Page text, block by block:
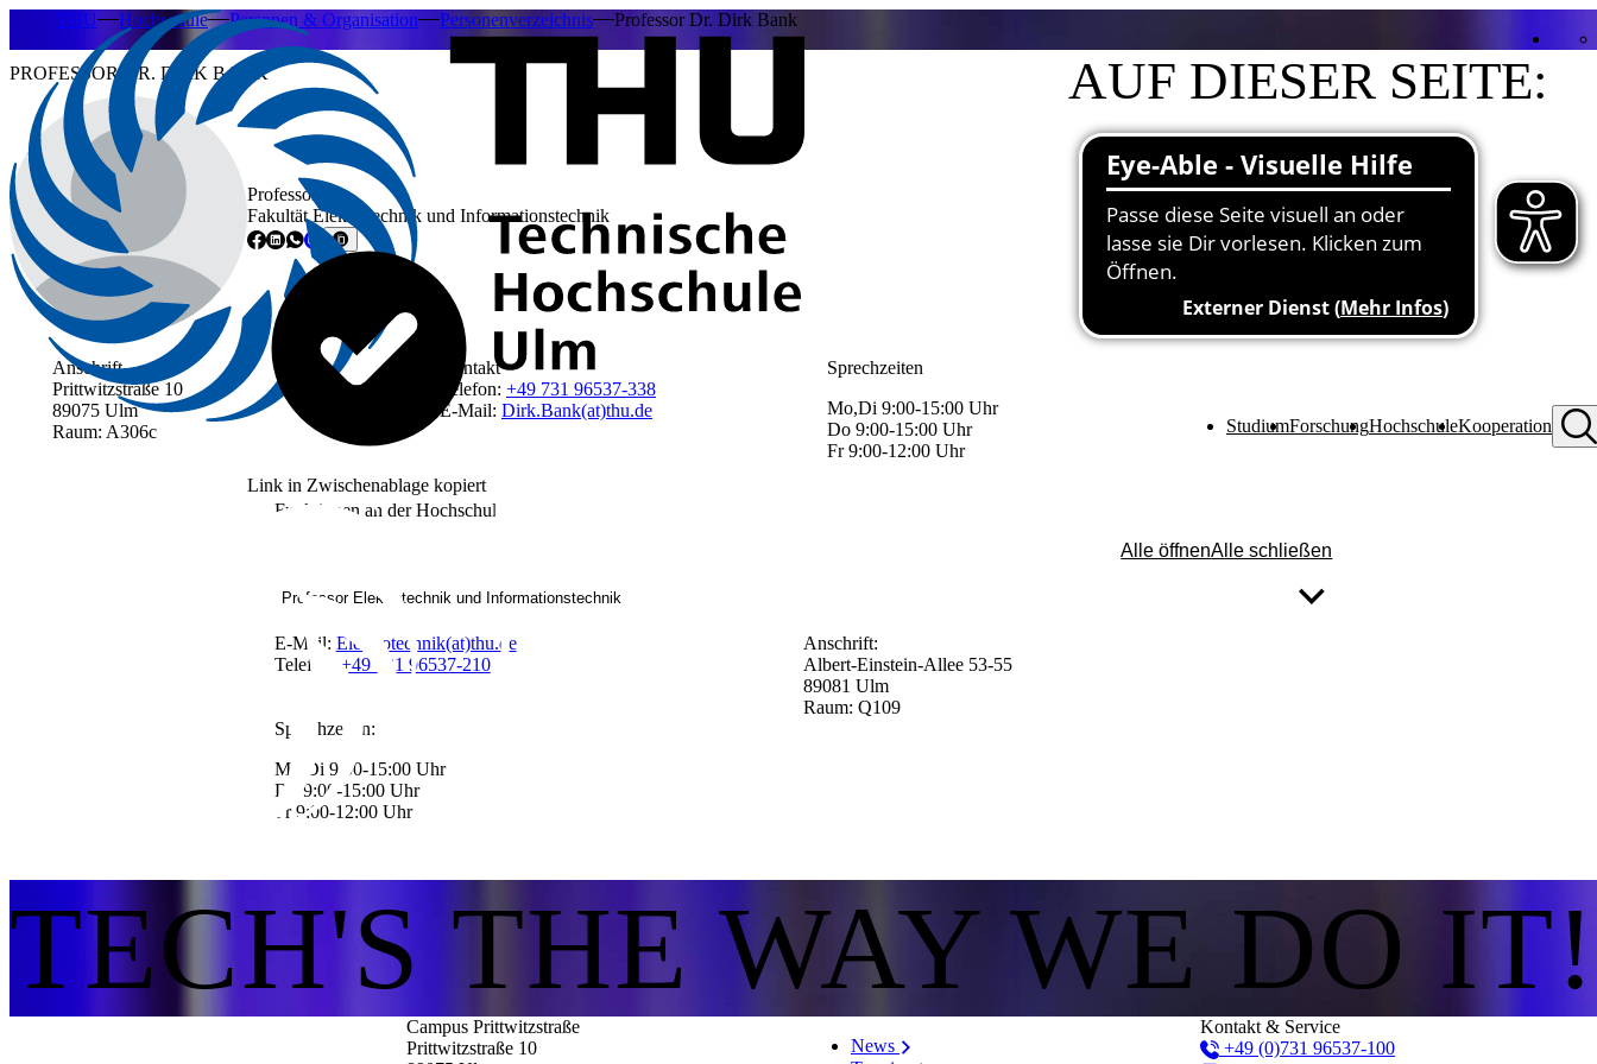
StudiumForschungHochschuleKooperation
THU Hochschule Personen & Organisation Personenverzeichnis Professor Dr. Dirk Bank
PROFESSOR DR. DIRK BANK
Professor
Fakultät Elektrotechnik und Informationstechnik
Link in Zwischenablage kopiert
AUF DIESER SEITE:
Kontakt
Funktionen an der Hochschule
Anschrift
Prittwitzstraße 10
89075 Ulm
Raum: A306c
Kontakt
Telefon: +49 731 96537-338
E-Mail: Dirk.Bank(at)thu.de
Sprechzeiten
Mo,Di 9:00-15:00 Uhr
Do 9:00-15:00 Uhr
Fr 9:00-12:00 Uhr
Funktionen an der Hochschule
Alle öffnenAlle schließen
Professor Elektrotechnik und Informationstechnik
E-Mail: Elektrotechnik(at)thu.de
Telefon:
+49 731 96537-210
Anschrift:
Albert-Einstein-Allee 53-55
89081 Ulm
Raum: Q109
Sprechzeiten:
Mo,Di 9:00-15:00 Uhr
Do 9:00-15:00 Uhr
Fr 9:00-12:00 Uhr
TECH'S THE WAY WE DO IT!
Campus Prittwitzstraße
Prittwitzstraße 10
News
Kontakt & Service
+49 (0)731 96537-100